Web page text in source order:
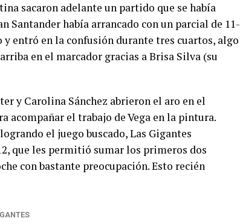
sacaron adelante un partido que se había
Santander había arrancado con un parcial de 11-
entró en la confusión durante tres cuartos, algo
en el marcador gracias a Brisa Silva (su
y Carolina Sánchez abrieron el aro en el
acompañar el trabajo de Vega en la pintura.
el juego buscado, Las Gigantes
que les permitió sumar los primeros dos
con bastante preocupación. Esto recién